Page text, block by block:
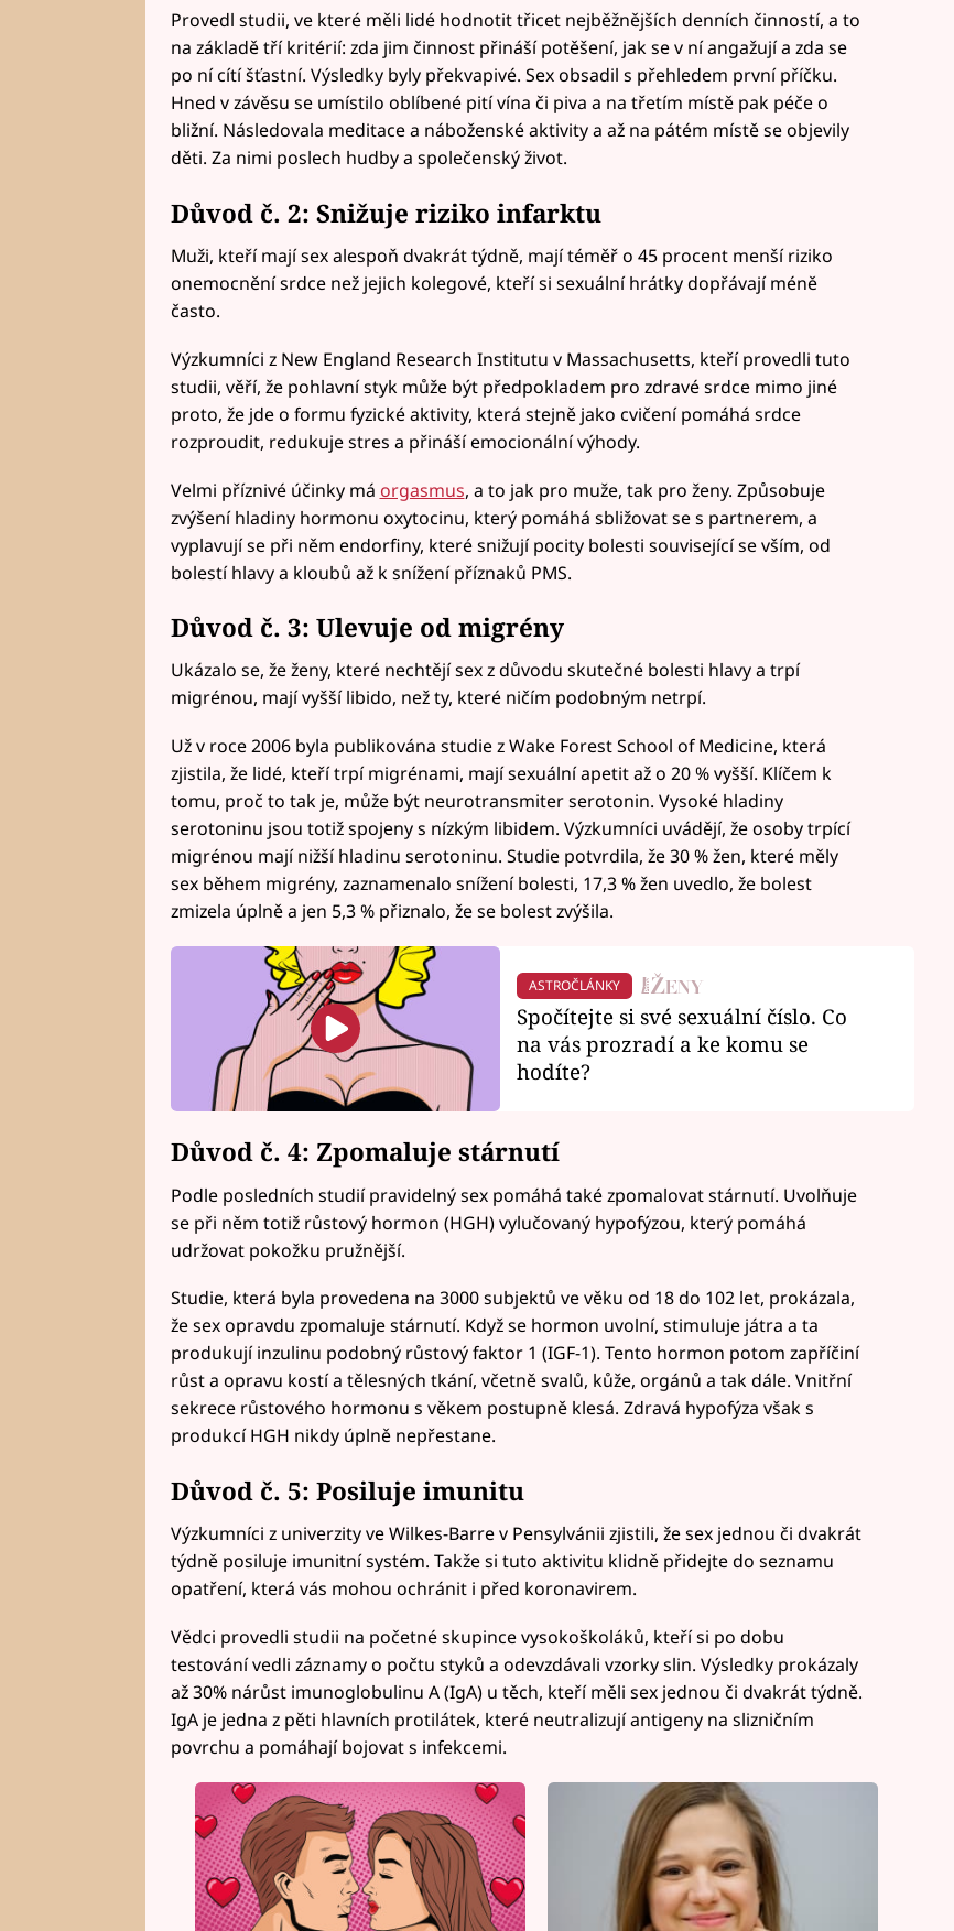
Provedl studii, ve které měli lidé hodnotit třicet nejběžnějších denních činností, a to
na základě tří kritérií: zda jim činnost přináší potěšení, jak se v ní angažují a zda se
po ní cítí šťastní. Výsledky byly překvapivé. Sex obsadil s přehledem první příčku.
Hned v závěsu se umístilo oblíbené pití vína či piva a na třetím místě pak péče o
bližní. Následovala meditace a náboženské aktivity a až na pátém místě se objevily
děti. Za nimi poslech hudby a společenský život.
Důvod č. 2: Snižuje riziko infarktu
Muži, kteří mají sex alespoň dvakrát týdně, mají téměř o 45 procent menší riziko
onemocnění srdce než jejich kolegové, kteří si sexuální hrátky dopřávají méně
často.
Výzkumníci z New England Research Institutu v Massachusetts, kteří provedli tuto
studii, věří, že pohlavní styk může být předpokladem pro zdravé srdce mimo jiné
proto, že jde o formu fyzické aktivity, která stejně jako cvičení pomáhá srdce
rozproudit, redukuje stres a přináší emocionální výhody.
Velmi příznivé účinky má orgasmus, a to jak pro muže, tak pro ženy. Způsobuje
zvýšení hladiny hormonu oxytocinu, který pomáhá sbližovat se s partnerem, a
vyplavují se při něm endorfiny, které snižují pocity bolesti související se vším, od
bolestí hlavy a kloubů až k snížení příznaků PMS.
Důvod č. 3: Ulevuje odmigrény
Ukázalo se, že ženy, které nechtějí sex z důvodu skutečné bolesti hlavy a trpí
migrénou, mají vyšší libido, než ty, které ničím podobným netrpí.
Už v roce 2006 byla publikována studie z Wake Forest School of Medicine, která
zjistila, že lidé, kteří trpí migrénami, mají sexuální apetit až o 20 % vyšší. Klíčem k
tomu, proč to tak je, může být neurotransmiter serotonin. Vysoké hladiny
serotoninu jsou totiž spojeny s nízkým libidem. Výzkumníci uvádějí, že osoby trpící
migrénou mají nižší hladinu serotoninu. Studie potvrdila, že 30 % žen, které měly
sex během migrény, zaznamenalo snížení bolesti, 17,3 % žen uvedlo, že bolest
zmizela úplně a jen 5,3 % přiznalo, že se bolest zvýšila.
ASTROČLÁNKY
Spočítejte si své sexuální číslo. Co
na vás prozradí a ke komu se
hodíte?
Důvod č. 4: Zpomaluje stárnutí
Podle posledních studií pravidelný sex pomáhá také zpomalovat stárnutí. Uvolňuje
se při něm totiž růstový hormon (HGH) vylučovaný hypofýzou, který pomáhá
udržovat pokožku pružnější.
Studie, která byla provedena na 3000 subjektů ve věku od 18 do 102 let, prokázala,
že sex opravdu zpomaluje stárnutí. Když se hormon uvolní, stimuluje játra a ta
produkují inzulinu podobný růstový faktor 1 (IGF-1). Tento hormon potom zapříčiní
růst a opravu kostí a tělesných tkání, včetně svalů, kůže, orgánů a tak dále. Vnitřní
sekrece růstového hormonu s věkem postupně klesá. Zdravá hypofýza však s
produkcí HGH nikdy úplně nepřestane.
Důvod č. 5: Posiluje imunitu
Výzkumníci z univerzity ve Wilkes-Barre v Pensylvánii zjistili, že sex jednou či dvakrát
týdně posiluje imunitní systém. Takže si tuto aktivitu klidně přidejte do seznamu
opatření, která vás mohou ochránit i před koronavirem.
Vědci provedli studii na početné skupince vysokoškoláků, kteří si po dobu
testování vedli záznamy o počtu styků a odevzdávali vzorky slin. Výsledky prokázaly
až 30% nárůst imunoglobulinu A (IgA) u těch, kteří měli sex jednou či dvakrát týdně.
IgA je jedna z pěti hlavních protilátek, které neutralizují antigeny na slizničním
povrchu a pomáhají bojovat s infekcemi.